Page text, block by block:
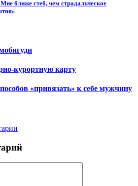
ближе стеб, чем страдальческое
курортную карту
«привязать» к себе мужчину